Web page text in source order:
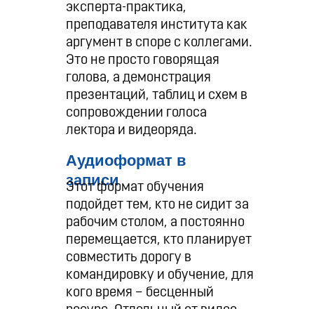
эксперта-практика,
преподавателя института как
аргумент в споре с коллегами.
Это не просто говорящая
голова, а демонстрация
презентаций, таблиц и схем в
сопровождении голоса
лектора и видеоряда.
Аудиоформат в
записи
Этот формат обучения
подойдет тем, кто не сидит за
рабочим столом, а постоянно
перемещается, кто планирует
совместить дорогу в
командировку и обучение, для
кого время – бесценный